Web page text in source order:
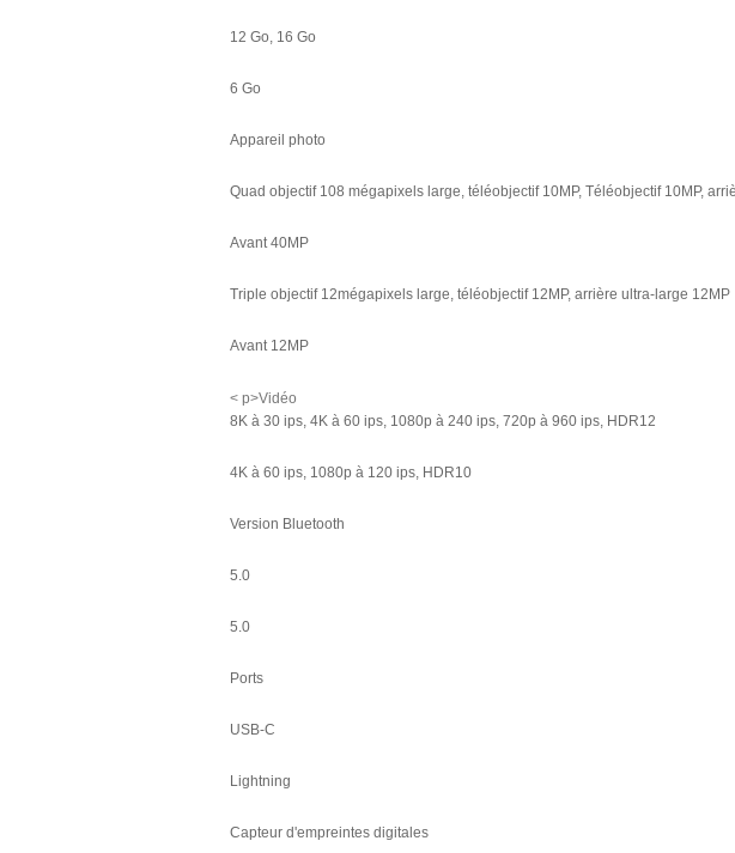
12 Go, 16 Go
6 Go
Appareil photo
Quad objectif 108 mégapixels large, téléobjectif 10MP, Téléobjectif 10MP,
Avant 40MP
Triple objectif 12mégapixels large, téléobjectif 12MP, arrière ultra-large 12MP
Avant 12MP
< p>Vidéo
8K à 30 ips, 4K à 60 ips, 1080p à 240 ips, 720p à 960 ips, HDR12
4K à 60 ips, 1080p à 120 ips, HDR10
Version Bluetooth
5.0
5.0
Ports
USB-C
Lightning
Capteur d'empreintes digitales